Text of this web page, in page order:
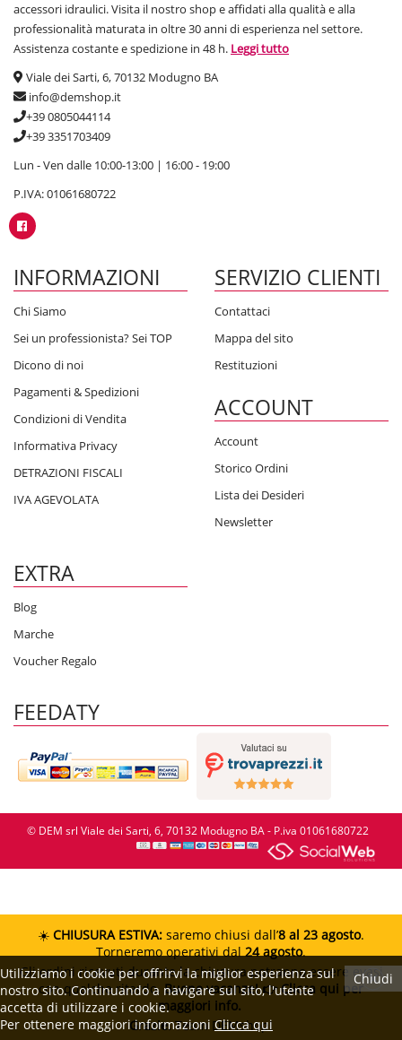
accessori idraulici. Visita il nostro shop e affidati alla qualità e alla
professionalità maturata in oltre 30 anni di esperienza nel settore.
Assistenza costante e spedizione in 48 h. Leggi tutto
Viale dei Sarti, 6, 70132 Modugno BA
info@demshop.it
+39 0805044114
+39 3351703409
Lun - Ven dalle 10:00-13:00 | 16:00 - 19:00
P.IVA: 01061680722
INFORMAZIONI
Chi Siamo
Sei un professionista? Sei TOP
Dicono di noi
Pagamenti & Spedizioni
Condizioni di Vendita
Informativa Privacy
DETRAZIONI FISCALI
IVA AGEVOLATA
SERVIZIO CLIENTI
Contattaci
Mappa del sito
Restituzioni
ACCOUNT
Account
Storico Ordini
Lista dei Desideri
Newsletter
EXTRA
Blog
Marche
Voucher Regalo
FEEDATY
© DEM srl Viale dei Sarti, 6, 70132 Modugno BA - P.iva 01061680722
Chiudi
Utilizziamo i cookie per offrirvi la miglior esperienza sul
nostro sito. Continuando a navigare sul sito, l'utente
accetta di utilizzare i cookie.
Per ottenere maggiori informazioniClicca qui
☀️ CHIUSURA ESTIVA: saremo chiusi dall’8 al 23 agosto.
Torneremo operativi dal24 agosto.
Gli ordini ricevuti durante la chiusura potranno essere evasi
con qualche ritardo. Buone vacanze!👉 Clicca qui per
maggiori info.
Grazie.Team DEMshop!